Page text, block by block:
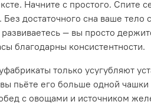
Начните с простого. Спите
достаточного сна ваше тело
— вы просто
благодарны консистентности.
только усугубляют
пьёте его больше одной
с овощами и источником